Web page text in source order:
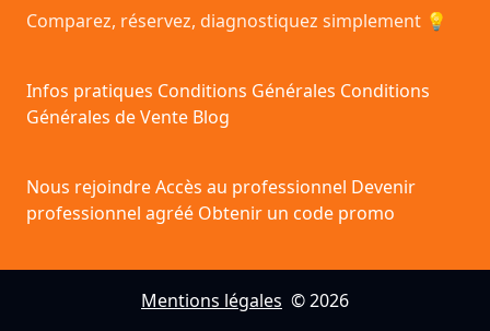
Comparez, réservez, diagnostiquez simplement 💡
Infos pratiques Conditions Générales Conditions
Générales de Vente Blog
Nous rejoindreAccès au professionnel Devenir
professionnel agréé Obtenir un code promo
Mentions légales © 2026